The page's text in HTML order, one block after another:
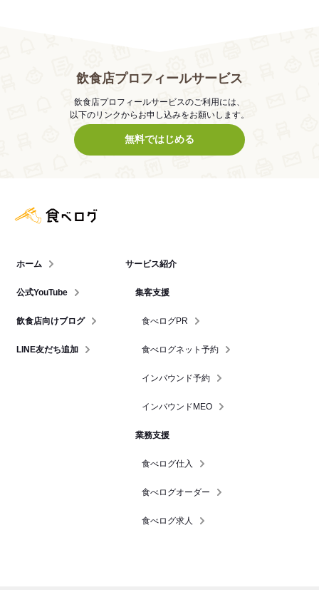
飲食店プロフィールサービス
飲食店プロフィールサービスのご利用には、
以下のリンクからお申し込みをお願いします。
無料ではじめる
ホーム
公式YouTube
飲食店向けブログ
LINE友だち追加
サービス紹介
集客支援
食べログPR
食べログネット予約
インバウンド予約
インバウンドMEO
業務支援
食べログ仕入
食べログオーダー
食べログ求人